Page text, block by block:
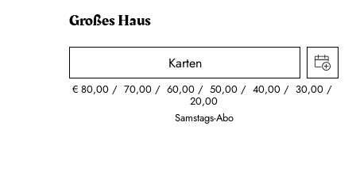
Großes Haus
Karten
€80,00 70,00 60,00 50,00 40,00 30,00
20,00
Samstags-Abo